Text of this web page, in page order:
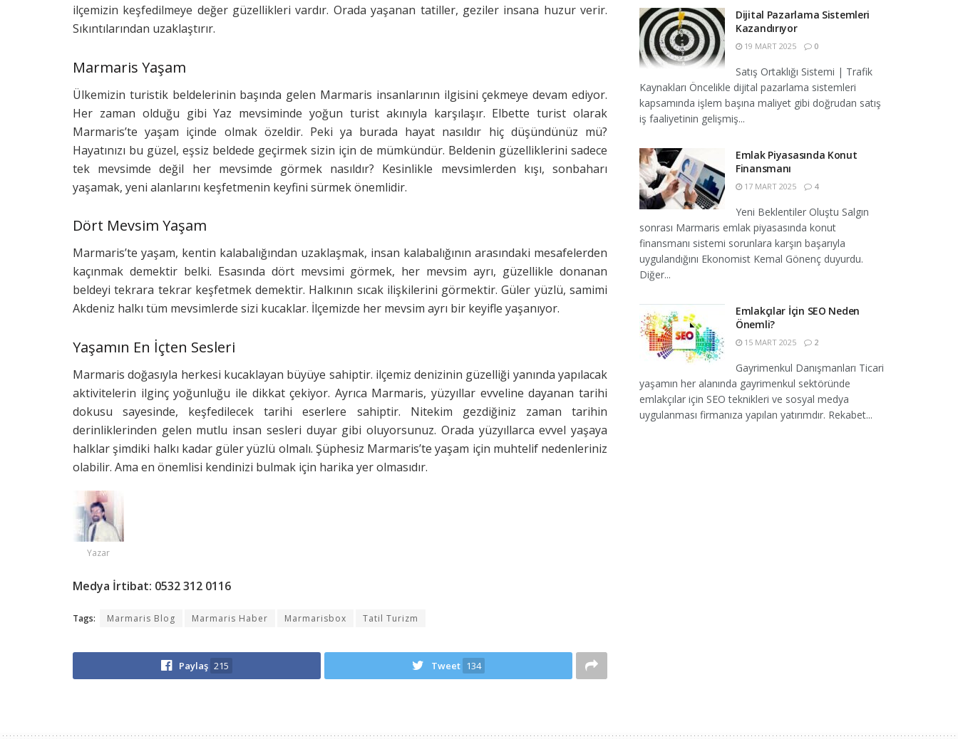
ilçemizin keşfedilmeye değer güzellikleri vardır. Orada yaşanan tatiller, geziler insana huzur verir.
Sıkıntılarından uzaklaştırır.
Marmaris Yaşam
Ülkemizin turistik beldelerinin başında gelen Marmaris insanlarının ilgisini çekmeye devam ediyor.
Her zaman olduğu gibi Yaz mevsiminde yoğun turist akınıyla karşılaşır. Elbette turist olarak
Marmaris’te yaşam içinde olmak özeldir. Peki ya burada hayat nasıldır hiç düşündünüz mü?
Hayatınızı bu güzel, eşsiz beldede geçirmek sizin için de mümkündür. Beldenin güzelliklerini sadece
tek mevsimde değil her mevsimde görmek nasıldır? Kesinlikle mevsimlerden kışı, sonbaharı
yaşamak, yeni alanlarını keşfetmenin keyfini sürmek önemlidir.
Dört Mevsim Yaşam
Marmaris’te yaşam, kentin kalabalığından uzaklaşmak, insan kalabalığının arasındaki mesafelerden
kaçınmak demektir belki. Esasında dört mevsimi görmek, her mevsim ayrı, güzellikle donanan
beldeyi tekrara tekrar keşfetmek demektir. Halkının sıcak ilişkilerini görmektir. Güler yüzlü, samimi
Akdeniz halkı tüm mevsimlerde sizi kucaklar. İlçemizde her mevsim ayrı bir keyifle yaşanıyor.
Yaşamın En İçten Sesleri
Marmaris doğasıyla herkesi kucaklayan büyüye sahiptir. ilçemiz denizinin güzelliği yanında yapılacak
aktivitelerin ilginç yoğunluğu ile dikkat çekiyor. Ayrıca Marmaris, yüzyıllar evveline dayanan tarihi
dokusu sayesinde, keşfedilecek tarihi eserlere sahiptir. Nitekim gezdiğiniz zaman tarihin
derinliklerinden gelen mutlu insan sesleri duyar gibi oluyorsunuz. Orada yüzyıllarca evvel yaşaya
halklar şimdiki halkı kadar güler yüzlü olmalı. Şüphesiz Marmaris’te yaşam için muhtelif nedenleriniz
olabilir. Ama en önemlisi kendinizi bulmak için harika yer olmasıdır.
Yazar
Medya İrtibat: 0532 312 0116
Tags: Marmaris Blog Marmaris Haber Marmarisbox Tatil Turizm
Paylaş 215 Tweet 134
Dijital Pazarlama Sistemleri
Kazandırıyor
19 MART 2025 0
Satış Ortaklığı Sistemi | Trafik
Kaynakları Öncelikle dijital pazarlama sistemleri
kapsamında işlem başına maliyet gibi doğrudan satış
iş faaliyetinin gelişmiş...
Emlak Piyasasında Konut
Finansmanı
17 MART 2025 4
Yeni Beklentiler Oluştu Salgın
sonrası Marmaris emlak piyasasında konut
finansmanı sistemi sorunlara karşın başarıyla
uygulandığını Ekonomist Kemal Gönenç duyurdu.
Diğer...
Emlakçılar İçin SEO Neden
Önemli?
15 MART 2025 2
Gayrimenkul Danışmanları Ticari
yaşamın her alanında gayrimenkul sektöründe
emlakçılar için SEO teknikleri ve sosyal medya
uygulanması firmanıza yapılan yatırımdır. Rekabet...